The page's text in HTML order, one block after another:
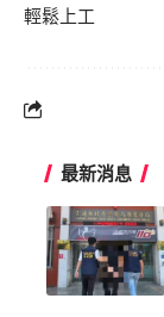
輕鬆上工
最新消息